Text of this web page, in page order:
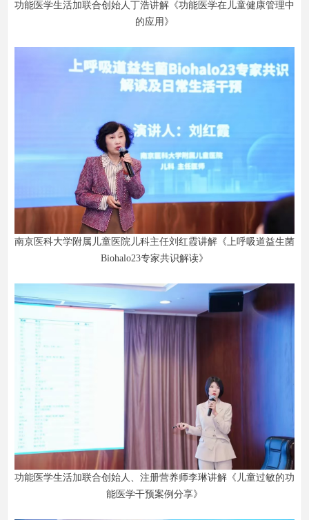
功能医学生活加联合创始人丁浩讲解《功能医学在儿童健康管理中
的应用》
南京医科大学附属儿童医院儿科主任刘红霞讲解《上呼吸道益生菌
Biohalo23专家共识解读》
功能医学生活加联合创始人、注册营养师李琳讲解《儿童过敏的功
能医学干预案例分享》